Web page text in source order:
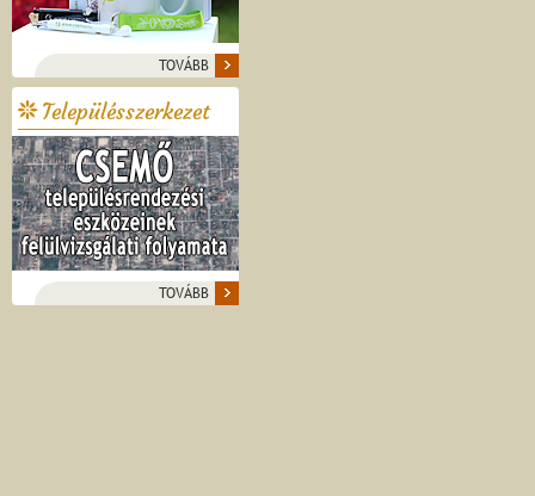
TOVÁBB
Településszerkezet
TOVÁBB